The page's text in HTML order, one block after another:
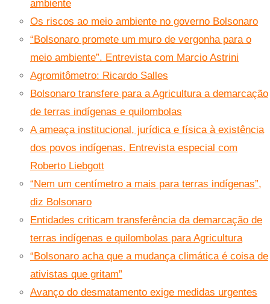
ambiente
Os riscos ao meio ambiente no governo Bolsonaro
“Bolsonaro promete um muro de vergonha para o
meio ambiente”. Entrevista com Marcio Astrini
Agromitômetro: Ricardo Salles
Bolsonaro transfere para a Agricultura a demarcação
de terras indígenas e quilombolas
A ameaça institucional, jurídica e física à existência
dos povos indígenas. Entrevista especial com
Roberto Liebgott
“Nem um centímetro a mais para terras indígenas”,
diz Bolsonaro
Entidades criticam transferência da demarcação de
terras indígenas e quilombolas para Agricultura
“Bolsonaro acha que a mudança climática é coisa de
ativistas que gritam”
Avanço do desmatamento exige medidas urgentes